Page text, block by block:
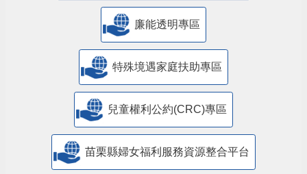
廉能透明專區
特殊境遇家庭扶助專區
兒童權利公約(CRC)專區
苗栗縣婦女福利服務資源整合平台